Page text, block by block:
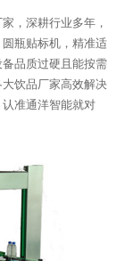
，深耕行业多年，
瓶贴标机，精准适
品质过硬且能按需
饮品厂家高效解决
准通洋智能就对